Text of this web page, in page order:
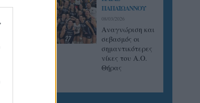
ΠΑΠΑΪΩΑΝΝΟΥ
08/03/2026
Αναγνώριση και
σεβασμός οι
σημαντικότερες
νίκες του Α.Ο.
Θήρας